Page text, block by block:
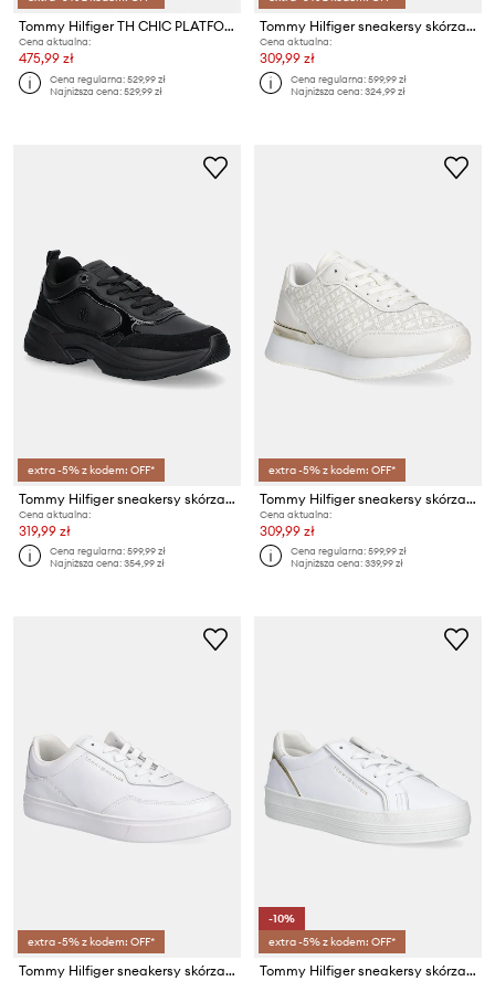
Tommy Hilfiger TH CHIC PLATFORM sneakersy damskie skórzane
Cena aktualna:
475,99 zł
Cena regularna:529,99 zł
Najniższa cena:529,99 zł
Tommy Hilfiger sneakersy skórzane TH HERITAGE SNEAKER CALF HAIR
Cena aktualna:
309,99 zł
Cena regularna:599,99 zł
Najniższa cena:324,99 zł
extra -5% z kodem: OFF*
Tommy Hilfiger sneakersy skórzane TH CHUNKY RUNNER PATENT
Cena aktualna:
319,99 zł
Cena regularna:599,99 zł
Najniższa cena:354,99 zł
extra -5% z kodem: OFF*
Tommy Hilfiger sneakersy skórzane CHIC MONOGRAM RUNNER
Cena aktualna:
309,99 zł
Cena regularna:599,99 zł
Najniższa cena:339,99 zł
extra -5% z kodem: OFF*
Tommy Hilfiger sneakersy skórzane CASUAL CUPSOLE SNEAKER
-10%
extra -5% z kodem: OFF*
Tommy Hilfiger sneakersy skórzane ESSENTIAL VULC SNEAKER